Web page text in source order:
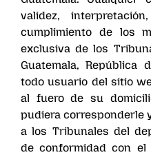
validez,
cumplimiento de los
exclusiva de los
Guatemala, República
todo usuario del sitio
al fuero de su
pudiera corresponderle
a los Tribunales del
de conformidad con